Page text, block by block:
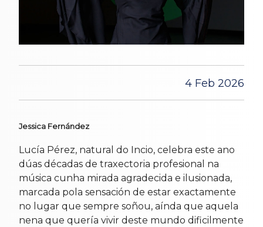
4 Feb 2026
Jessica Fernández
Lucía Pérez, natural do Incio, celebra este ano
dúas décadas de traxectoria profesional na
música cunha mirada agradecida e ilusionada,
marcada pola sensación de estar exactamente
no lugar que sempre soñou, aínda que aquela
nena que quería vivir deste mundo dificilmente